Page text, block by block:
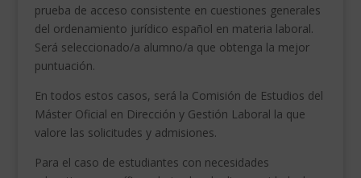
prueba de acceso consistente en cuestiones generales
del ordenamiento jurídico español en materia laboral.
Será seleccionado/a alumno/a que obtenga la mejor
puntuación.
En todos estos casos, será la Comisión de Estudios del
Máster Oficial en Dirección y Gestión Laboral la que
valore las solicitudes y admisiones.
Para el caso de estudiantes con necesidades